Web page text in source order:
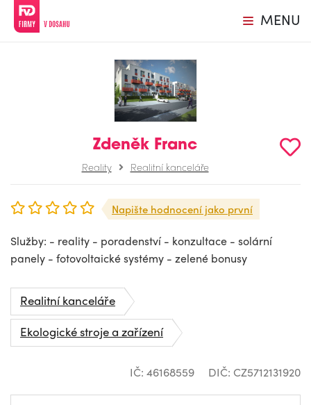
MENU
Zdeněk Franc
Reality Realitní kanceláře
Napište hodnocení jako první
Služby: - reality - poradenství - konzultace - solární
panely - fotovoltaické systémy - zelené bonusy
Realitní kanceláře
Ekologické stroje a zařízení
IČ: 46168559 DIČ: CZ5712131920